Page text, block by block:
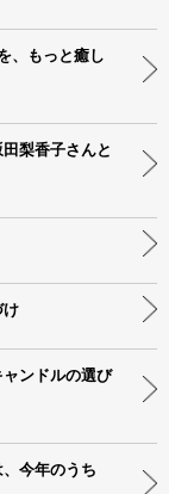
、もっと癒し
梨香子さんと
け
ンドルの選び
今年のうち